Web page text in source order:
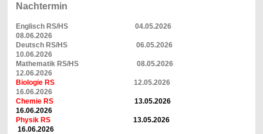
Nachtermin
Englisch RS/HS 04.05.2026
08.06.2026
Deutsch RS/HS 06.05.2026
10.06.2026
Mathematik RS/HS 08.05.2026
12.06.2026
Biologie RS12.05.2026
16.06.2026
Chemie RS
13.05.2026
16.06.2026
Physik RS 13.05.2026
16.06.2026